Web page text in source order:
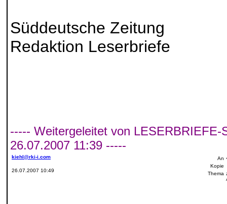
Süddeutsche Zeitung
Redaktion Leserbriefe
----- Weitergeleitet von
26.07.2007 11:39 -----
kiehl@rki-i.com
26.07.2007 10:49
An
Kopie
Thema